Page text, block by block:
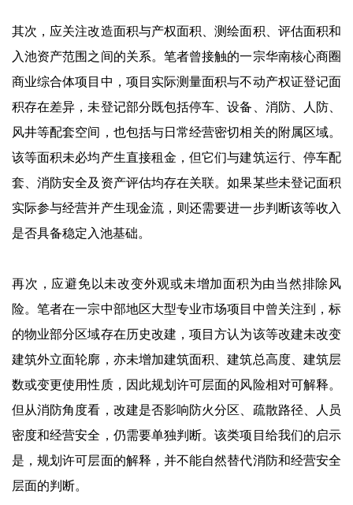
其次，应关注改造面积与产权面积、测绘面积、评估面积和
入池资产范围之间的关系。笔者曾接触的一宗华南核心商圈
商业综合体项目中，项目实际测量面积与不动产权证登记面
积存在差异，未登记部分既包括停车、设备、消防、人防、
风井等配套空间，也包括与日常经营密切相关的附属区域。
该等面积未必均产生直接租金，但它们与建筑运行、停车配
套、消防安全及资产评估均存在关联。如果某些未登记面积
实际参与经营并产生现金流，则还需要进一步判断该等收入
是否具备稳定入池基础。
再次，应避免以未改变外观或未增加面积为由当然排除风
险。笔者在一宗中部地区大型专业市场项目中曾关注到，标
的物业部分区域存在历史改建，项目方认为该等改建未改变
建筑外立面轮廓，亦未增加建筑面积、建筑总高度、建筑层
数或变更使用性质，因此规划许可层面的风险相对可解释。
但从消防角度看，改建是否影响防火分区、疏散路径、人员
密度和经营安全，仍需要单独判断。该类项目给我们的启示
是，规划许可层面的解释，并不能自然替代消防和经营安全
层面的判断。